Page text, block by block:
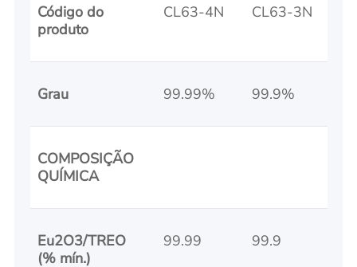
Código do
produto
CL63-4N CL63-3N
Grau 99.99% 99.9%
COMPOSIÇÃO
QUÍMICA
Eu2O3/TREO
(% mín.)
99.99 99.9